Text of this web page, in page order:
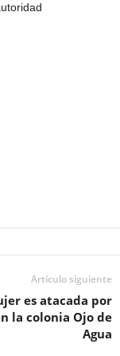
Artículo siguiente
es atacada por
la colonia Ojo de
Agua